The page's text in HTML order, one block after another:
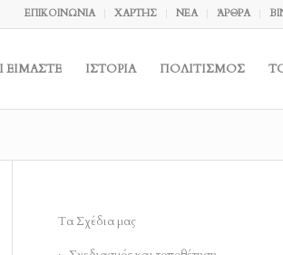
ΕΠΙΚΟΙΝΩΝΙΑ ΧΑΡΤΗΣ ΝΕΑ ΆΡΘΡΑ
ΕΙΜΑΣΤΕ ΙΣΤΟΡΙΑ ΠΟΛΙΤΙΣΜΟΣ
Τα Σχέδια μας